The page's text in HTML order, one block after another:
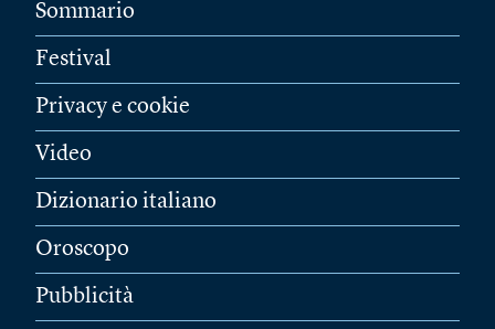
Sommario
Festival
Privacy e cookie
Video
Dizionario italiano
Oroscopo
Pubblicità